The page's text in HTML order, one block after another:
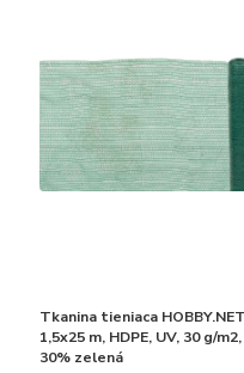
Tkanina tieniaca HOBBY.NET
1,5x25 m, HDPE, UV, 30 g/m2,
30% zelená